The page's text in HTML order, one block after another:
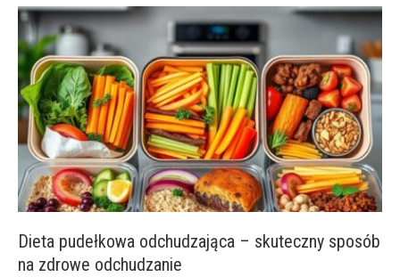
Dieta pudełkowa odchudzająca – skuteczny sposób
na zdrowe odchudzanie